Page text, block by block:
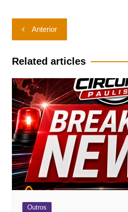
Navegação
de
Post
Anterior
Related articles
Outros